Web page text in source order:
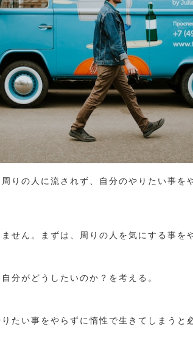
りの人に流されず、自分のやりたい事を
せん。まずは、周りの人を気にする事を
分がどうしたいのか？を考える。
たい事をやらずに惰性で生きてしまうと